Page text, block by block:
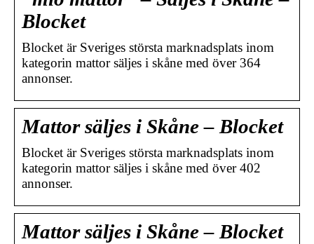
Blocket
Blocket är Sveriges största marknadsplats inom
kategorin mattor säljes i skåne med över 364
annonser.
Mattor säljes i Skåne – Blocket
Blocket är Sveriges största marknadsplats inom
kategorin mattor säljes i skåne med över 402
annonser.
Mattor säljes i Skåne – Blocket